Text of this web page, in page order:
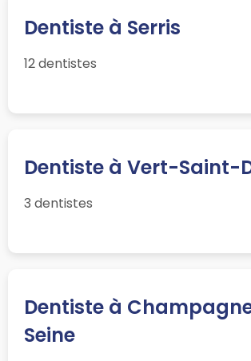
Dentiste à Serris
12 dentistes
Dentiste à Vert-Saint-
3 dentistes
Dentiste à
Seine